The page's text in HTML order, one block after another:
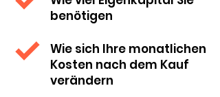
benötigen
Wie sich Ihre monatlichen
Kosten nach dem Kauf
verändern